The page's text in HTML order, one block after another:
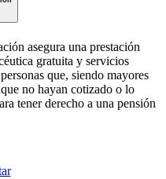
asegura una prestación
gratuita y servicios
que, siendo mayores
no hayan cotizado o lo
tener derecho a una pensión